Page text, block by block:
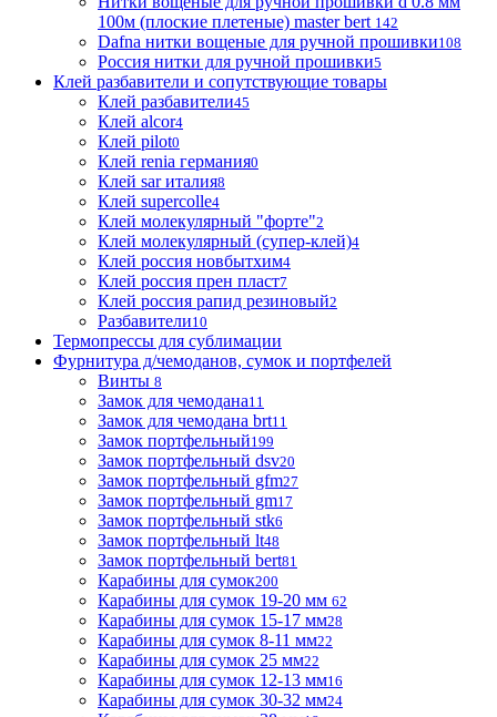
100м (плоские плетеные) master bert 142
Dafna нитки вощеные для ручной прошивки108
Россия нитки для ручной прошивки5
Клей разбавители и сопутствующие товары
Клей разбавители45
Клей alcor4
Клей pilot0
Клей renia германия0
Клей sar италия8
Клей supercolle4
Клей молекулярный "форте"2
Клей молекулярный (супер-клей)4
Клей россия новбытхим4
Клей россия прен пласт7
Клей россия рапид резиновый2
Разбавители10
Термопрессы для сублимации
Фурнитура д/чемоданов, сумок и портфелей
Винты 8
Замок для чемодана11
Замок для чемодана brt11
Замок портфельный199
Замок портфельный dsv20
Замок портфельный gfm27
Замок портфельный gm17
Замок портфельный stk6
Замок портфельный lt48
Замок портфельный bert81
Карабины для сумок200
Карабины для сумок 19-20 мм 62
Карабины для сумок 15-17 мм28
Карабины для сумок 8-11 мм22
Карабины для сумок 25 мм22
Карабины для сумок 12-13 мм16
Карабины для сумок 30-32 мм24